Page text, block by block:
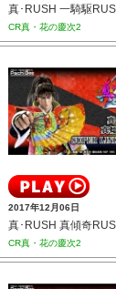
CR真・花の慶次2
2017年12月06日
CR真・花の慶次2